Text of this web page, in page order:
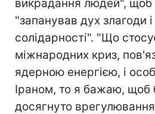
викрадання людей", щоб
"запанував дух злагоди і
солідарності". "Що
міжнародних криз,
ядерною енергією, і
Іраном, то я бажаю, щоб
досягнуто